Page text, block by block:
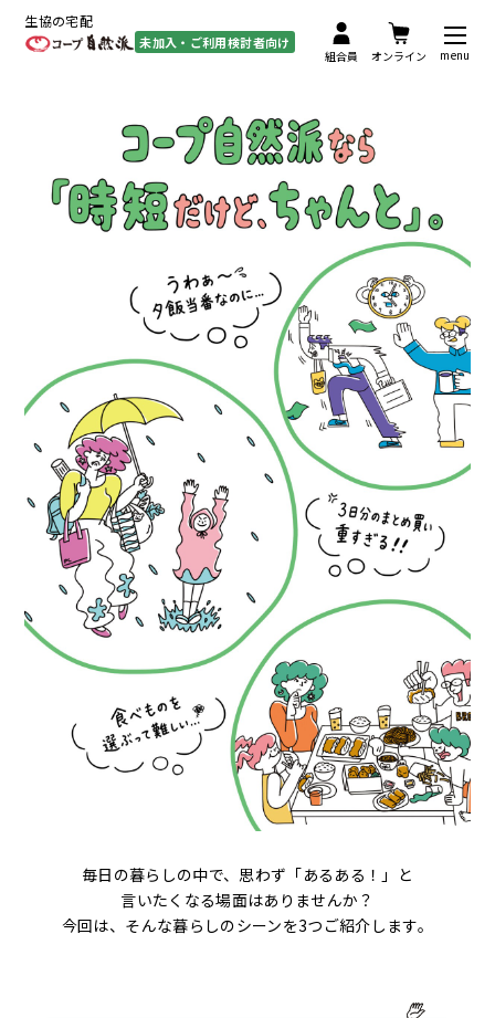
組合員 オンライン menu
生協の宅配
未加入・ご利用検討者向け
毎日の暮らしの中で、思わず「あるある！」と
言いたくなる場面はありませんか？
今回は、そんな暮らしのシーンを3つご紹介します。